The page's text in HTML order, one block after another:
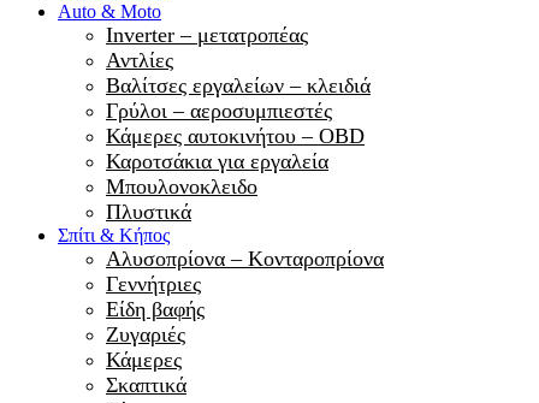
Auto & Moto
Inverter – μετατροπέας
Αντλίες
Βαλίτσες εργαλείων – κλειδιά
Γρύλοι – αεροσυμπιεστές
Κάμερες αυτοκινήτου – OBD
Καροτσάκια για εργαλεία
Μπουλονοκλειδο
Πλυστικά
Σπίτι & Κήπος
Αλυσοπρίονα – Κονταροπρίονα
Γεννήτριες
Είδη βαφής
Ζυγαριές
Κάμερες
Σκαπτικά